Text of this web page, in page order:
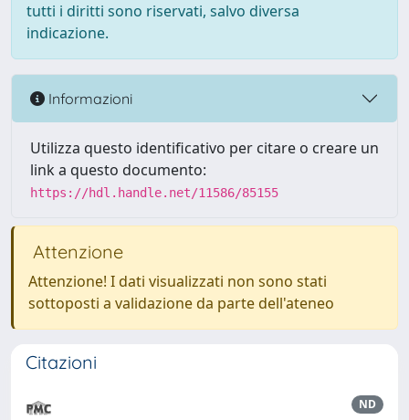
tutti i diritti sono riservati, salvo diversa
indicazione.
Informazioni
Utilizza questo identificativo per citare o creare un
link a questo documento:
https://hdl.handle.net/11586/85155
Attenzione
Attenzione! I dati visualizzati non sono stati
sottoposti a validazione da parte dell'ateneo
Citazioni
ND